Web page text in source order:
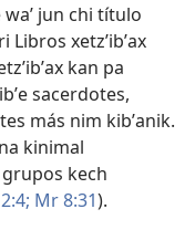
waʼ jun chi título
xetzʼibʼax
kan pa
sacerdotes,
más nim kibʼanik.
kinimal
kech
Mr 8:31).